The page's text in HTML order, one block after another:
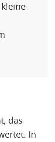
das
In